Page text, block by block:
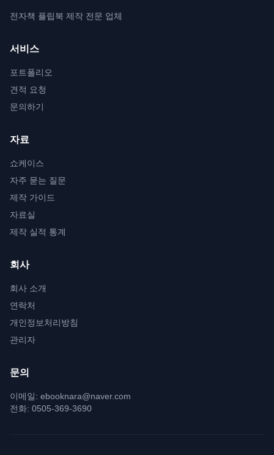
전자책 플립북 제작 전문 업체
서비스
포트폴리오
견적 요청
문의하기
자료
쇼케이스
자주 묻는 질문
제작 가이드
자료실
제작 실적 통계
회사
회사 소개
연락처
개인정보처리방침
관리자
문의
이메일: ebooknara@naver.com
전화: 0505-369-3690